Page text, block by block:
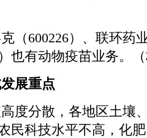
（600226）、联环药
也有动物疫苗业务。
展重点
度分散，各地区土壤
民科技水平不高，化